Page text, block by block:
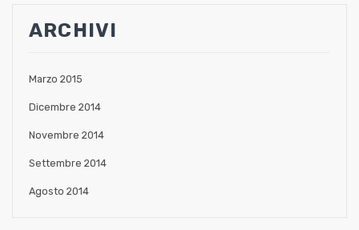
ARCHIVI
Marzo 2015
Dicembre 2014
Novembre 2014
Settembre 2014
Agosto 2014